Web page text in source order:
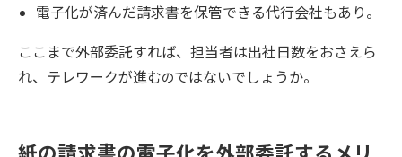
電子化が済んだ請求書を保管できる代行会社もあり。
ここまで外部委託すれば、担当者は出社日数をおさえら
れ、テレワークが進むのではないでしょうか。